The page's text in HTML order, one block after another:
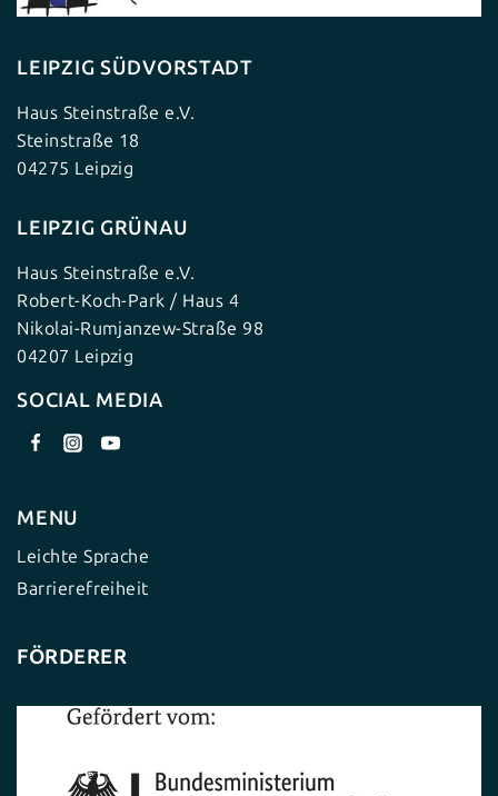
LEIPZIG SÜDVORSTADT
Haus Steinstraße e.V.
Steinstraße 18
04275 Leipzig
LEIPZIG GRÜNAU
Haus Steinstraße e.V.
Robert-Koch-Park / Haus 4
Nikolai-Rumjanzew-Straße 98
04207 Leipzig
SOCIAL MEDIA
MENU
Leichte Sprache
Barrierefreiheit
FÖRDERER